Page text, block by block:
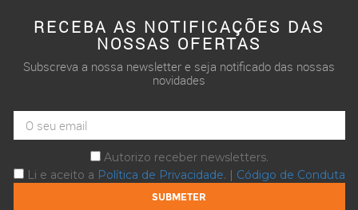
RECEBA AS NOTIFICAÇÕES DAS
NOSSAS OFERTAS
Subscreva a nossa newsletter e seja notificado das nossas
novidades
Autorizo receber newsletters.
Li e aceito a Política de Privacidade. | Código de Conduta